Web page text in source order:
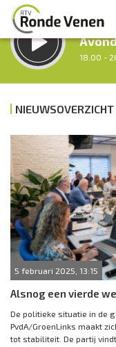
LUISTER
18.00 -
Vorig uur
5 februari 2025, 13:15
Alsnog een vierde
De politieke situatie in de
PvdA/GroenLinks maakt
tot stabiliteit. De partij